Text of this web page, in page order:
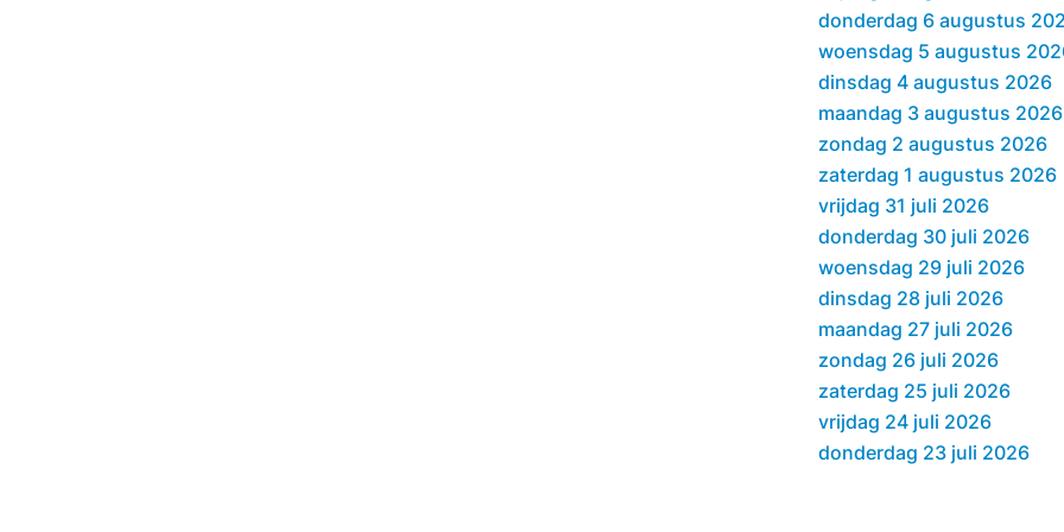
donderdag 6 augustus
woensdag 5 augustus
dinsdag 4 augustus 2026
maandag 3 augustus 2026
zondag 2 augustus 2026
zaterdag 1 augustus 2026
vrijdag 31 juli 2026
donderdag 30 juli 2026
woensdag 29 juli 2026
dinsdag 28 juli 2026
maandag 27 juli 2026
zondag 26 juli 2026
zaterdag 25 juli 2026
vrijdag 24 juli 2026
donderdag 23 juli 2026